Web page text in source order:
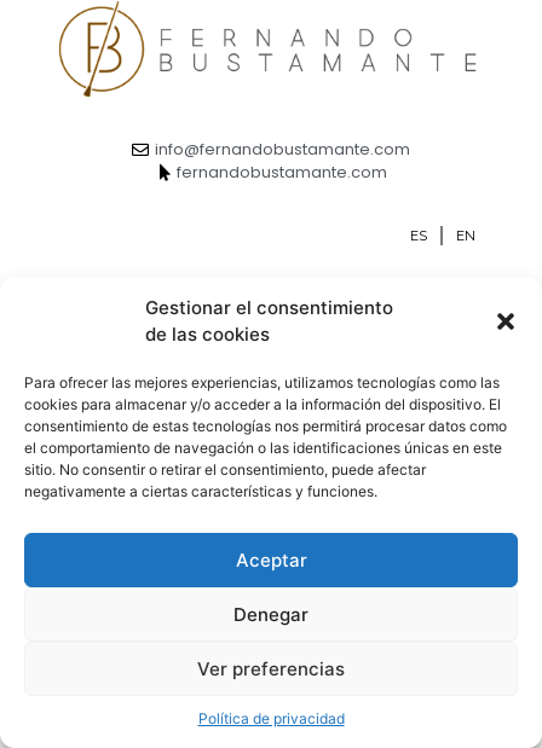
Gestionar el consentimiento
de las cookies
Para ofrecer las mejores experiencias, utilizamos tecnologías como las
cookies para almacenar y/o acceder a la información del dispositivo. El
consentimiento de estas tecnologías nos permitirá procesar datos como
el comportamiento de navegación o las identificaciones únicas en este
sitio. No consentir o retirar el consentimiento, puede afectar
negativamente a ciertas características y funciones.
Aceptar
Denegar
Ver preferencias
Política de privacidad
info@fernandobustamante.com
fernandobustamante.com
ES EN
2025 Fernando Bustamante © 2025
Política de Privacidad